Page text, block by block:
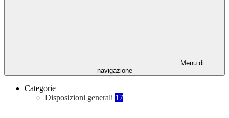
Menu di
navigazione
Categorie
Disposizioni generali 17